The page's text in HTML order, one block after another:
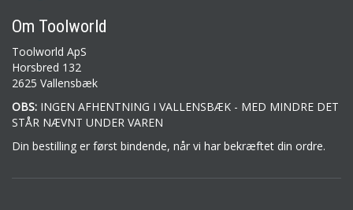
Om Toolworld
Toolworld ApS
Horsbred 132
2625 Vallensbæk
OBS: INGEN AFHENTNING I VALLENSBÆK - MED MINDRE DET
STÅR NÆVNT UNDER VAREN
Din bestilling er først bindende, når vi har bekræftet din ordre.